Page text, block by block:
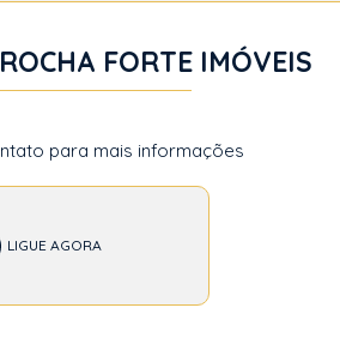
FORTE IMÓVEIS
para mais informações
LIGUE AGORA